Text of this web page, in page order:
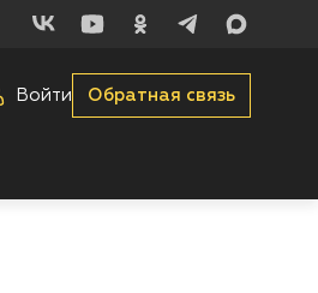
Войти Обратная связь